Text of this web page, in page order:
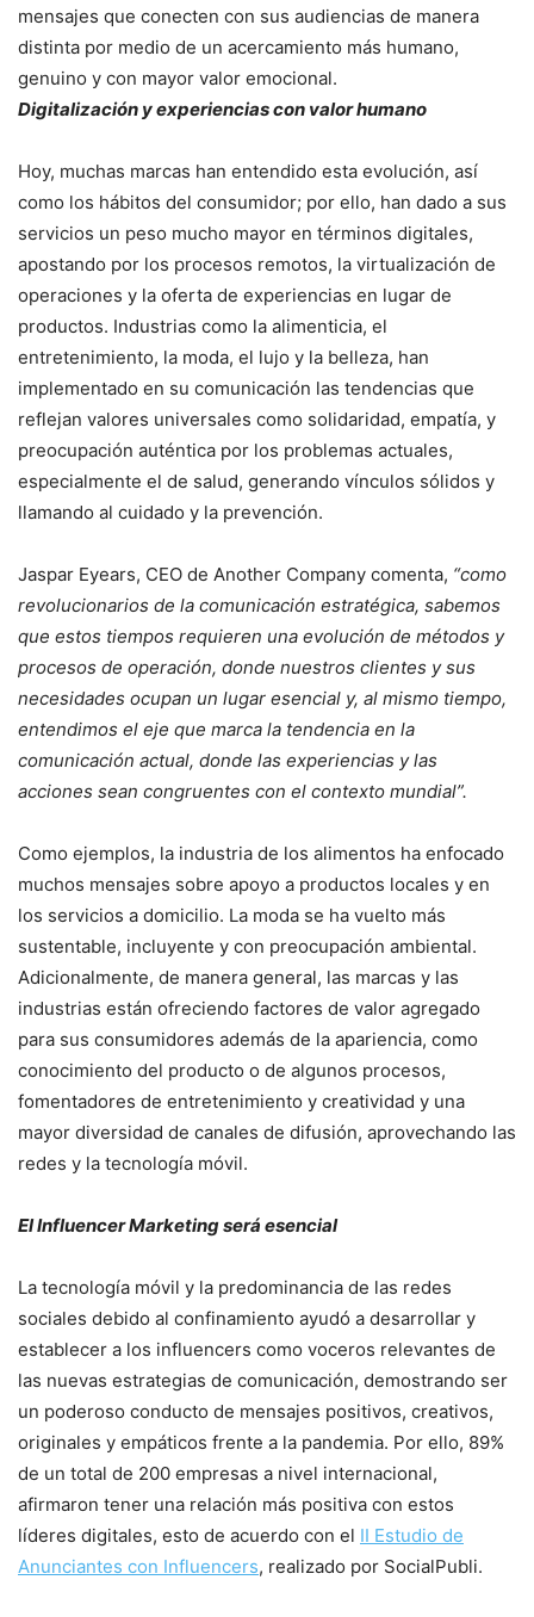
mensajes que conecten con sus audiencias de manera
distinta por medio de un acercamiento más humano,
genuino y con mayor valor emocional.
Digitalización y experiencias con valor humano
Hoy, muchas marcas han entendido esta evolución, así
como los hábitos del consumidor; por ello, han dado a sus
servicios un peso mucho mayor en términos digitales,
apostando por los procesos remotos, la virtualización de
operaciones y la oferta de experiencias en lugar de
productos. Industrias como la alimenticia, el
entretenimiento, la moda, el lujo y la belleza, han
implementado en su comunicación las tendencias que
reflejan valores universales como solidaridad, empatía, y
preocupación auténtica por los problemas actuales,
especialmente el de salud, generando vínculos sólidos y
llamando al cuidado y la prevención.
Jaspar Eyears, CEO de Another Company comenta, “como
revolucionarios de la comunicación estratégica, sabemos
que estos tiempos requieren una evolución de métodos y
procesos de operación, donde nuestros clientes y sus
necesidades ocupan un lugar esencial y, al mismo tiempo,
entendimos el eje que marca la tendencia en la
comunicación actual, donde las experiencias y las
acciones sean congruentes con el contexto mundial”.
Como ejemplos, la industria de los alimentos ha enfocado
muchos mensajes sobre apoyo a productos locales y en
los servicios a domicilio. La moda se ha vuelto más
sustentable, incluyente y con preocupación ambiental.
Adicionalmente, de manera general, las marcas y las
industrias están ofreciendo factores de valor agregado
para sus consumidores además de la apariencia, como
conocimiento del producto o de algunos procesos,
fomentadores de entretenimiento y creatividad y una
mayor diversidad de canales de difusión, aprovechando las
redes y la tecnología móvil.
El Influencer Marketing será esencial
La tecnología móvil y la predominancia de las redes
sociales debido al confinamiento ayudó a desarrollar y
establecer a los influencers como voceros relevantes de
las nuevas estrategias de comunicación, demostrando ser
un poderoso conducto de mensajes positivos, creativos,
originales y empáticos frente a la pandemia. Por ello, 89%
de un total de 200 empresas a nivel internacional,
afirmaron tener una relación más positiva con estos
líderes digitales, esto de acuerdo con el II Estudio de
Anunciantes con Influencers, realizado por SocialPubli.